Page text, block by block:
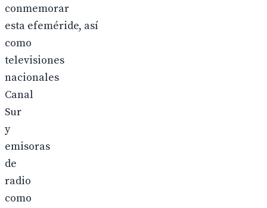
conmemorar
esta efeméride, así
como
televisiones
nacionales
Canal
Sur
y
emisoras
de
radio
como